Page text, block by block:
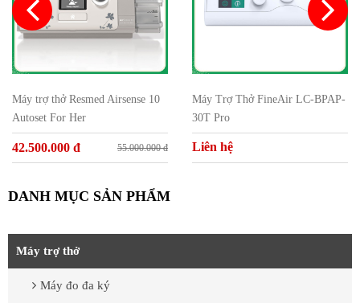
Máy trợ thở Resmed Airsense 10
Autoset For Her
42.500.000 đ 55.000.000 đ
Máy Trợ Thở FineAir LC-BPAP-
30T Pro
Liên hệ
DANH MỤC SẢN PHẨM
Máy trợ thở
Máy đo đa ký